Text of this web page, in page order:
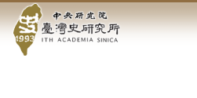
到中
央